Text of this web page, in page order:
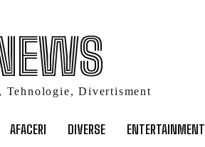
Divertisment
AFACERI DIVERSE ENTERTAINMENT